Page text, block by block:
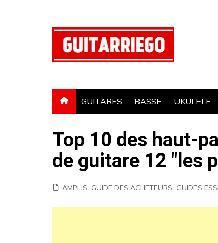
GUITARES BASSE UKULELE
Top 10 des haut-
de guitare 12 "les
AMPLIS, GUIDE DES ACHETEURS, GUIDES